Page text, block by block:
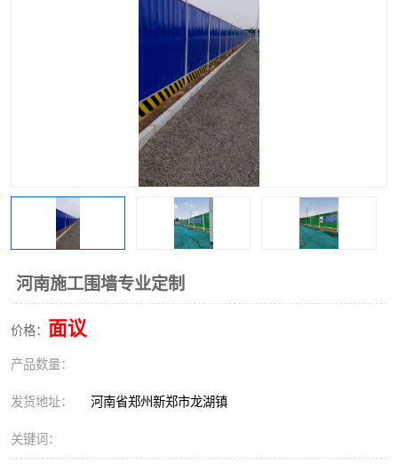
河南施工围墙专业定制
价格： 面议
产品数量：
发货地址： 河南省郑州新郑市龙湖镇
关键词：
彩钢板
生产加工单板复合围挡 市